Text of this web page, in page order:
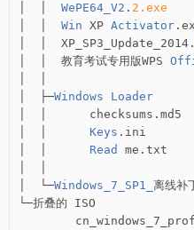
WePE64_V2 . 2.exe
Win XP Activator .
  XP_SP3_Update_2014
.
教育考试专用版WPS
├─Windows
Loader
      checksums
.
Keys .
Read me .
└─Windows_7_SP1_ 离线补
└─折叠的 ISO